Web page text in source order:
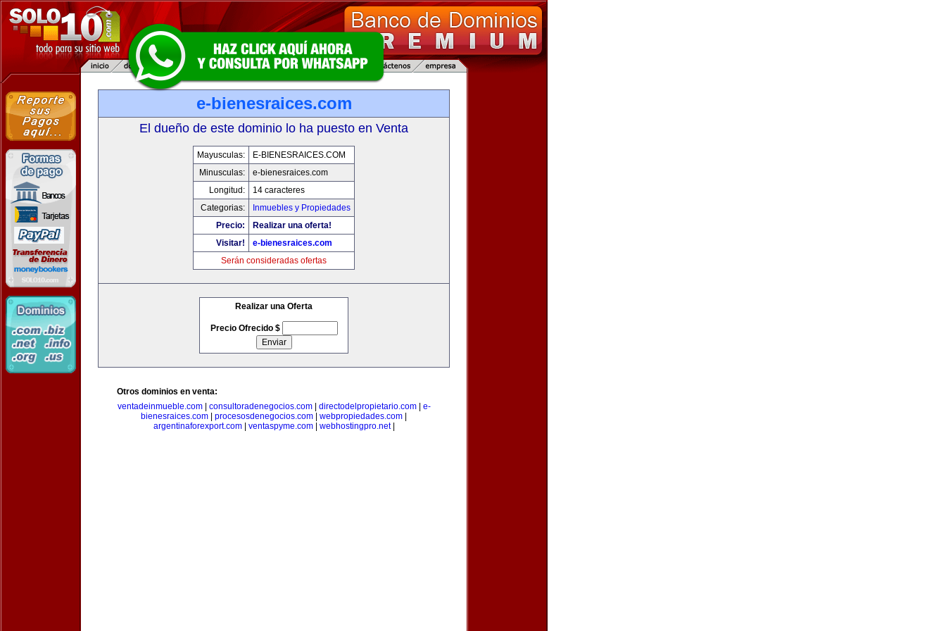
e-bienesraices.com
El dueño de este dominio lo ha puesto en Venta
Mayusculas:
E-BIENESRAICES.COM
Minusculas:
e-bienesraices.com
Longitud:
14 caracteres
Categorias:
Inmuebles y Propiedades
Precio:
Realizar una oferta!
Visitar!
e-bienesraices.com
Serán consideradas ofertas
Realizar una Oferta
Precio Ofrecido $
Otros dominios en venta:
ventadeinmueble.com| consultoradenegocios.com| directodelpropietario.com| e-
bienesraices.com
procesosdenegocios.com webpropiedades.com
argentinaforexport.com| ventaspyme.com| webhostingpro.net|